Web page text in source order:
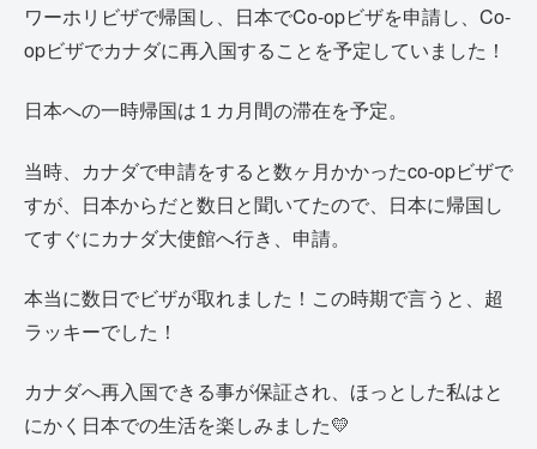
ワーホリビザで帰国し、日本でCo-opビザを申請し、Co-
opビザでカナダに再入国することを予定していました！
日本への一時帰国は１カ月間の滞在を予定。
当時、カナダで申請をすると数ヶ月かかったco-opビザで
すが、日本からだと数日と聞いてたので、日本に帰国し
てすぐにカナダ大使館へ行き、申請。
本当に数日でビザが取れました！この時期で言うと、超
ラッキーでした！
カナダへ再入国できる事が保証され、ほっとした私はと
にかく日本での生活を楽しみました💛